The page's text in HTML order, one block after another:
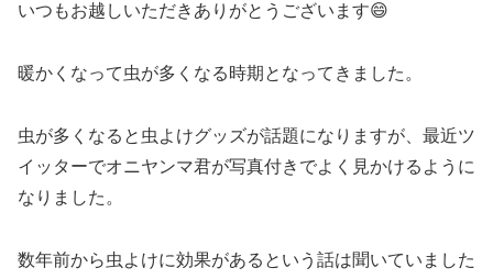
いつもお越しいただきありがとうございます😄
暖かくなって虫が多くなる時期となってきました。
虫が多くなると虫よけグッズが話題になりますが、最近ツ
イッターでオニヤンマ君が写真付きでよく見かけるように
なりました。
数年前から虫よけに効果があるという話は聞いていました